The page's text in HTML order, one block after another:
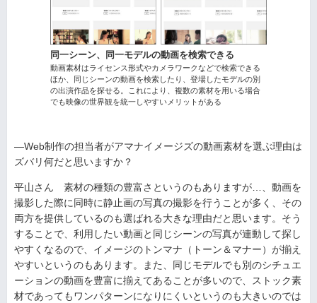
同一シーン、同一モデルの動画を検索できる
動画素材はライセンス形式やカメラワークなどで検索できる
ほか、同じシーンの動画を検索したり、登場したモデルの別
の出演作品を探せる。これにより、複数の素材を用いる場合
でも映像の世界観を統一しやすいメリットがある
—Web制作の担当者がアマナイメージズの動画素材を選ぶ理由は
ズバリ何だと思いますか？
平山さん 素材の種類の豊富さというのもありますが…、動画を
撮影した際に同時に静止画の写真の撮影を行うことが多く、その
両方を提供しているのも選ばれる大きな理由だと思います。そう
することで、利用したい動画と同じシーンの写真が連動して探し
やすくなるので、イメージのトンマナ（トーン＆マナー）が揃え
やすいというのもあります。また、同じモデルでも別のシチュエ
ーションの動画を豊富に揃えてあることが多いので、ストック素
材であってもワンパターンになりにくいというのも大きいのでは